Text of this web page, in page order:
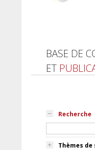
BASE DE
ET
Recherche
Thèmes de